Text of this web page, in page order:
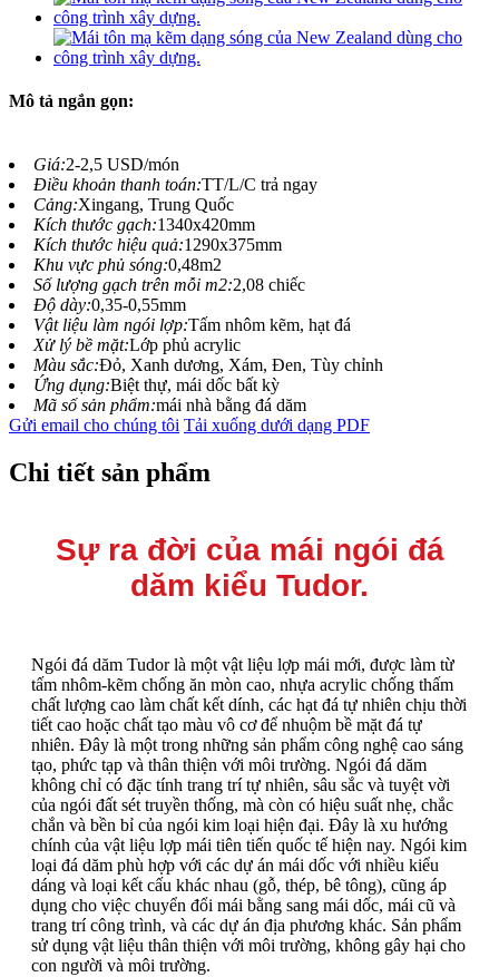
Mô tả ngắn gọn:
Giá:2-2,5 USD/món
Điều khoản thanh toán:TT/L/C trả ngay
Cảng:Xingang, Trung Quốc
Kích thước gạch:1340x420mm
Kích thước hiệu quả:1290x375mm
Khu vực phủ sóng:0,48m2
Số lượng gạch trên mỗi m2:2,08 chiếc
Độ dày:0,35-0,55mm
Vật liệu làm ngói lợp:Tấm nhôm kẽm, hạt đá
Xử lý bề mặt:Lớp phủ acrylic
Màu sắc:Đỏ, Xanh dương, Xám, Đen, Tùy chỉnh
Ứng dụng:Biệt thự, mái dốc bất kỳ
Mã số sản phẩm:mái nhà bằng đá dăm
Gửi email cho chúng tôi Tải xuống dưới dạng PDF
Chi tiết sản phẩm
Sự ra đời của mái ngói đá
dăm kiểu Tudor.
Ngói đá dăm Tudor là một vật liệu lợp mái mới, được làm từ
tấm nhôm-kẽm chống ăn mòn cao, nhựa acrylic chống thấm
chất lượng cao làm chất kết dính, các hạt đá tự nhiên chịu thời
tiết cao hoặc chất tạo màu vô cơ để nhuộm bề mặt đá tự
nhiên. Đây là một trong những sản phẩm công nghệ cao sáng
tạo, phức tạp và thân thiện với môi trường. Ngói đá dăm
không chỉ có đặc tính trang trí tự nhiên, sâu sắc và tuyệt vời
của ngói đất sét truyền thống, mà còn có hiệu suất nhẹ, chắc
chắn và bền bỉ của ngói kim loại hiện đại. Đây là xu hướng
chính của vật liệu lợp mái tiên tiến quốc tế hiện nay. Ngói kim
loại đá dăm phù hợp với các dự án mái dốc với nhiều kiểu
dáng và loại kết cấu khác nhau (gỗ, thép, bê tông), cũng áp
dụng cho việc chuyển đổi mái bằng sang mái dốc, mái cũ và
trang trí công trình, và các dự án địa phương khác. Sản phẩm
sử dụng vật liệu thân thiện với môi trường, không gây hại cho
con người và môi trường.